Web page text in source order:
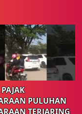
PULUHAN
TERJARING